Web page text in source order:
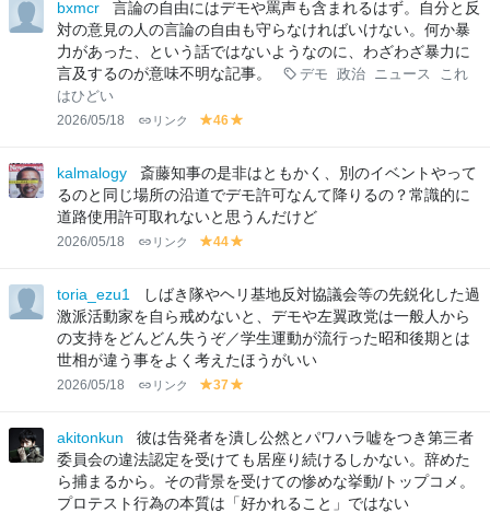
w
w
bxmcr
言論の自由にはデモや罵声も含まれるはず。自分と反
対の意見の人の言論の自由も守らなければいけない。何か暴
力があった、という話ではないようなのに、わざわざ暴力に
言及するのが意味不明な記事。
デモ 政治 ニュース
これ
はひどい
2026/05/18 リンク
y
lo
w
46
lo
w
kalmalogy
斎藤知事の是非はともかく、別のイベントやって
るのと同じ場所の沿道でデモ許可なんて降りるの？常識的に
道路使用許可取れないと思うんだけど
2026/05/18 リンク
y
lo
w
44
lo
w
toria_ezu1
しばき隊やヘリ基地反対協議会等の先鋭化した過
激派活動家を自ら戒めないと、デモや左翼政党は一般人から
の支持をどんどん失うぞ／学生運動が流行った昭和後期とは
世相が違う事をよく考えたほうがいい
2026/05/18 リンク
y
lo
w
37
lo
w
akitonkun
彼は告発者を潰し公然とパワハラ嘘をつき第三者
委員会の違法認定を受けても居座り続けるしかない。辞めた
ら捕まるから。その背景を受けての惨めな挙動/トップコメ。
プロテスト行為の本質は「好かれること」ではない